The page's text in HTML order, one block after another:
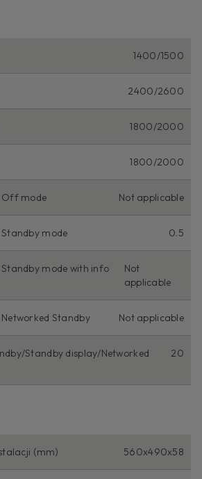
1400/1500
2400/2600
1800/2000
1800/2000
Off mode Not applicable
mode 0.5
mode with info
Not
applicable
Standby Not applicable
Standby display/Networked
20
(mm) 560x490x58